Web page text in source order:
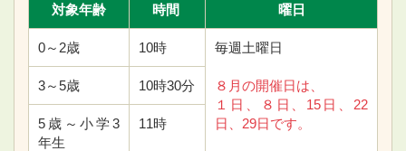
対象年齢 時間 曜日
0～2歳 10時 毎週土曜日
８月の開催日は、
１日、８日、15日、22
日、29日です。
3～5歳 10時30分
5歳～小学3
年生
11時